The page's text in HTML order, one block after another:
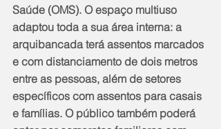
Saúde (OMS). O espaço multiuso
adaptou toda a sua área interna: a
arquibancada terá assentos marcados
e com distanciamento de dois metros
entre as pessoas, além de setores
específicos com assentos para casais
e famílias. O público também poderá